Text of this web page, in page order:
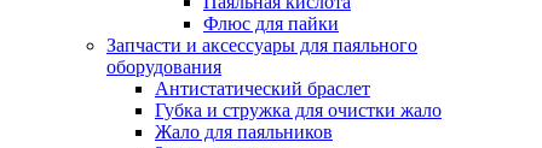
Флюс для пайки
Запчасти и аксессуары для паяльного
оборудования
Антистатический браслет
Губка и стружка для очистки жало
Жало для паяльников